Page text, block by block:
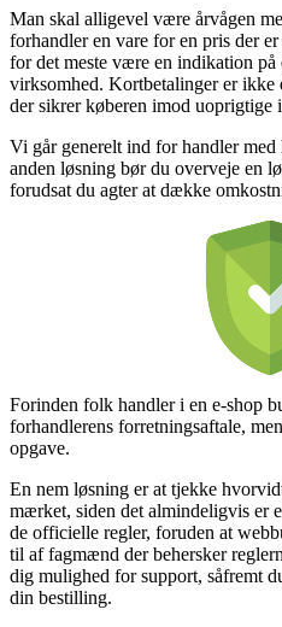
Man skal alligevel være årvågen
forhandler en vare for en pris der
for det meste være en indikation på
virksomhed. Kortbetalinger er ikke
der sikrer køberen imod uoprigtige
Vi går generelt ind for handler
anden løsning bør du overveje en
forudsat du agter at dække
Forinden folk handler i en e-shop
forhandlerens forretningsaftale,
opgave.
En nem løsning er at tjekke
mærket, siden det almindeligvis er
de officielle regler, foruden at
til af fagmænd der behersker
dig mulighed for support, såfremt
din bestilling.